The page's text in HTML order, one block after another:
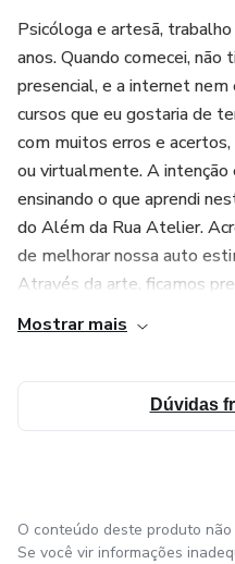
Psicóloga e artesã,
anos. Quando comecei, não
presencial, e a internet
cursos que eu gostaria de
com muitos erros e
ou virtualmente. A intenção
ensinando o que aprendi
do Além da Rua Atelier.
de melhorar nossa auto
Através da arte, ficamos
Mostrar mais
Dúvidas
O conteúdo deste produto
Se você vir informações